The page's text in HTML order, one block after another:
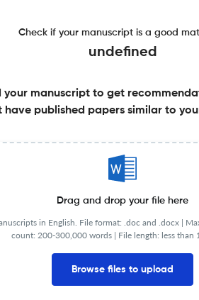
Published Literature
Check if your manuscript is a good
undefined
your manuscript to get
have published papers similar to
Drag and drop your file here
in English. File format: .doc and .docx |
count: 200-300,000 words | File length: less than
Browse files to upload